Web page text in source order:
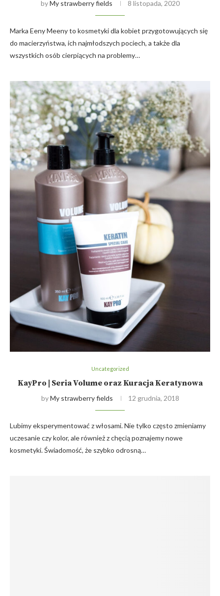
byMy strawberry fields 8 listopada, 2020
Marka Eeny Meeny to kosmetyki dla kobiet przygotowujących się
do macierzyństwa, ich najmłodszych pociech, a także dla
wszystkich osób cierpiących na problemy…
Uncategorized
KayPro | Seria Volume oraz Kuracja Keratynowa
byMy strawberry fields 12 grudnia, 2018
Lubimy eksperymentować z włosami. Nie tylko często zmieniamy
uczesanie czy kolor, ale również z chęcią poznajemy nowe
kosmetyki. Świadomość, że szybko odrosną…